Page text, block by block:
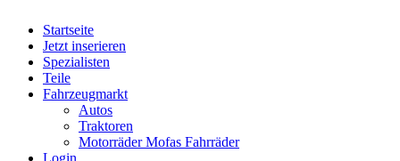
Startseite
Jetzt inserieren
Spezialisten
Teile
Fahrzeugmarkt
Autos
Traktoren
Motorräder Mofas Fahrräder
Login